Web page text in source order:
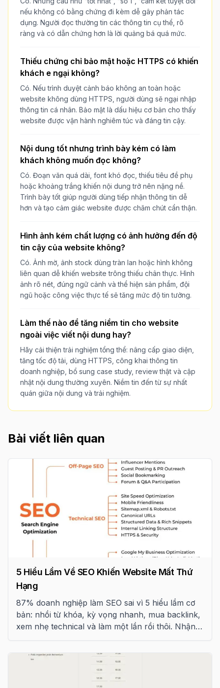
nếu không có bằng chứng đi kèm dễ gây phản tác
dụng. Người đọc thường tin các thông tin cụ thể, rõ
ràng và có dẫn chứng hơn là lời quảng bá quá mức.
Thiếu chứng chỉ bảo mật hoặc HTTPS có khiến
khách e ngại không?
Có. Nếu trình duyệt cảnh báo không an toàn hoặc
website không dùng HTTPS, người dùng sẽ ngại nhập
thông tin cá nhân. Bảo mật là dấu hiệu cơ bản cho thấy
website được vận hành nghiêm túc và đáng tin cậy.
Nội dung tốt nhưng trình bày kém có làm
khách không muốn đọc không?
Có. Đoạn văn quá dài, font khó đọc, thiếu tiêu đề phụ
hoặc khoảng trắng khiến nội dung trở nên nặng nề.
Trình bày tốt giúp người dùng tiếp nhận thông tin dễ
hơn và tạo cảm giác website được chăm chút cẩn thận.
Hình ảnh kém chất lượng có ảnh hưởng đến độ
tin cậy của website không?
Có. Ảnh mờ, ảnh stock dùng tràn lan hoặc hình không
liên quan dễ khiến website trông thiếu chân thực. Hình
ảnh rõ nét, đúng ngữ cảnh và thể hiện sản phẩm, đội
ngũ hoặc công việc thực tế sẽ tăng mức độ tin tưởng.
Làm thế nào để tăng niềm tin cho website
ngoài việc viết nội dung hay?
Hãy cải thiện trải nghiệm tổng thể: nâng cấp giao diện,
tăng tốc độ tải, dùng HTTPS, công khai thông tin
doanh nghiệp, bổ sung case study, review thật và cập
nhật nội dung thường xuyên. Niềm tin đến từ sự nhất
quán giữa nội dung và trải nghiệm.
Bài viết liên quan
5 Hiểu Lầm Về SEO Khiến Website Mất Thứ
Hạng
87% doanh nghiệp làm SEO sai vì 5 hiểu lầm cơ
bản: nhồi từ khóa, kỳ vọng nhanh, mua backlink,
xem nhẹ technical và làm một lần rồi thôi. Nhận